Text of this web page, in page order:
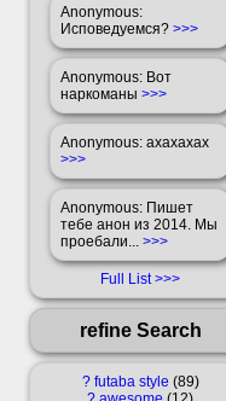
Anonymous:
Исповедуемся? >>>
Anonymous: Вот
наркоманы >>>
Anonymous: ахахахах
>>>
Anonymous: Пишет
тебе анон из 2014. Мы
проебали... >>>
Full List
refine Search
? futaba style 89